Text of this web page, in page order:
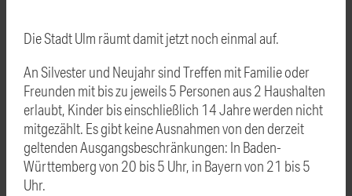
Die Stadt Ulm räumt damit jetzt noch einmal auf.
An Silvester und Neujahr sind Treffen mit Familie oder
Freunden mit bis zu jeweils 5 Personen aus 2 Haushalten
erlaubt, Kinder bis einschließlich 14 Jahre werden nicht
mitgezählt. Es gibt keine Ausnahmen von den derzeit
geltenden Ausgangsbeschränkungen: In Baden-
Württemberg von 20 bis 5 Uhr, in Bayern von 21 bis 5
Uhr.